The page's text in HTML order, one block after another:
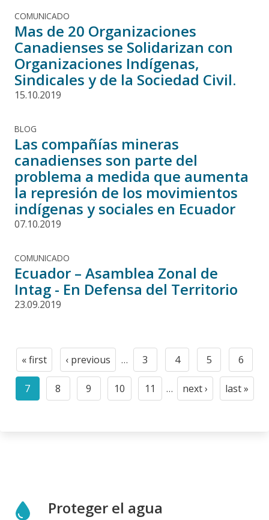
COMUNICADO
Mas de 20 Organizaciones
Canadienses se Solidarizan con
Organizaciones Indígenas,
Sindicales y de la Sociedad Civil.
15.10.2019
BLOG
Las compañías mineras
canadienses son parte del
problema a medida que aumenta
la represión de los movimientos
indígenas y sociales en Ecuador
07.10.2019
COMUNICADO
Ecuador – Asamblea Zonal de
Intag - En Defensa del Territorio
23.09.2019
Paginación
First
page
« first
Previous
page
‹ previous …
Page
3
Page
4
Page
5
Page
6
Current
7
Page
8
Page
9
Page
10
Page
11 …
Next
next ›
Last
last »
Proteger el agua